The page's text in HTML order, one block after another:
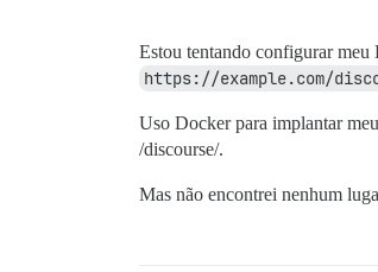
Estou tentando configurar meu
https://example.com/
Uso Docker para implantar
/discourse/.
Mas não encontrei nenhum